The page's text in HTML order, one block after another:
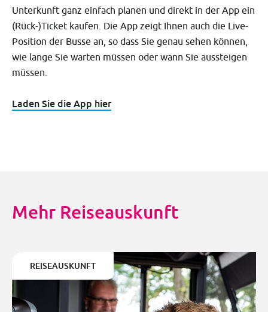
Unterkunft ganz einfach planen und direkt in der App ein
(Rück-)Ticket kaufen. Die App zeigt Ihnen auch die Live-
Position der Busse an, so dass Sie genau sehen können,
wie lange Sie warten müssen oder wann Sie aussteigen
müssen.
Laden Sie die App hier
Mehr Reiseauskunft
REISEAUSKUNFT